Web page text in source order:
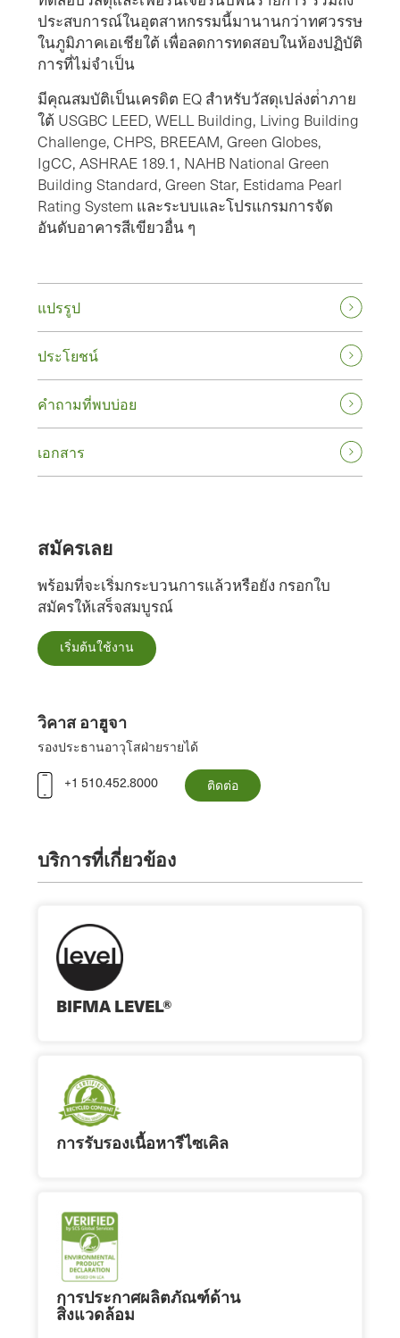
ประสบการณ์ในอุตสาหกรรมนี้มานานกว่าทศวรรษ
ในภูมิภาคเอเชียใต้ เพื่อลดการทดสอบในห้องปฏิบัติ
การที่ไม่จำเป็น
มีคุณสมบัติเป็นเครดิต EQ สําหรับวัสดุเปล่งต่ําภาย
ใต้ USGBC LEED, WELL Building, Living Building
Challenge, CHPS, BREEAM, Green Globes,
IgCC, ASHRAE 189.1, NAHB National Green
Building Standard, Green Star, Estidama Pearl
Rating System และระบบและโปรแกรมการจัด
อันดับอาคารสีเขียวอื่น ๆ
แปรรูป
ประโยชน์
คําถามที่พบบ่อย
เอกสาร
สมัครเลย
พร้อมที่จะเริ่มกระบวนการแล้วหรือยัง กรอกใบ
สมัครให้เสร็จสมบูรณ์
เริ่มต้นใช้งาน
วิคาส อาฮูจา
รองประธานอาวุโสฝ่ายรายได้
+1 510.452.8000
ติดต่อ
บริการที่เกี่ยวข้อง
BIFMA LEVEL®
การรับรองเนื้อหารีไซเคิล
การประกาศผลิตภัณฑ์ด้าน
สิ่งแวดล้อม